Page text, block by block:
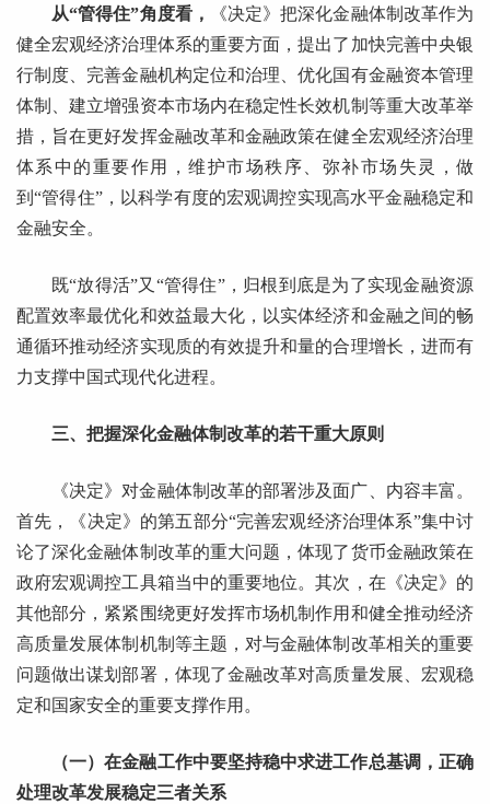
从“管得住”角度看，
《决定》把深化金融体制改革作为
健全宏观经济治理体系的重要方面，提出了加快完善中央银
行制度、完善金融机构定位和治理、优化国有金融资本管理
体制、建立增强资本市场内在稳定性长效机制等重大改革举
措，旨在更好发挥金融改革和金融政策在健全宏观经济治理
体系中的重要作用，维护市场秩序、弥补市场失灵，做
到“管得住”，以科学有度的宏观调控实现高水平金融稳定和
金融安全。
既“放得活”又“管得住”，归根到底是为了实现金融资源
配置效率最优化和效益最大化，以实体经济和金融之间的畅
通循环推动经济实现质的有效提升和量的合理增长，进而有
力支撑中国式现代化进程。
三、把握深化金融体制改革的若干重大原则
《决定》对金融体制改革的部署涉及面广、内容丰富。
首先，《决定》的第五部分“完善宏观经济治理体系”集中讨
论了深化金融体制改革的重大问题，体现了货币金融政策在
政府宏观调控工具箱当中的重要地位。其次，在《决定》的
其他部分，紧紧围绕更好发挥市场机制作用和健全推动经济
高质量发展体制机制等主题，对与金融体制改革相关的重要
问题做出谋划部署，体现了金融改革对高质量发展、宏观稳
定和国家安全的重要支撑作用。
（一）在金融工作中要坚持稳中求进工作总基调，正确
处理改革发展稳定三者关系